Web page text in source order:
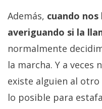
Además, cuando
averiguando si la
normalmente
la marcha. Y a veces
existe alguien al
lo posible para